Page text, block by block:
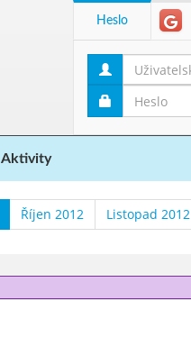
Heslo
Aktivity
Říjen 2012 Listopad 2012